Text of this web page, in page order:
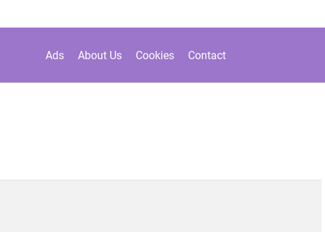
Ads About Us Cookies Contact